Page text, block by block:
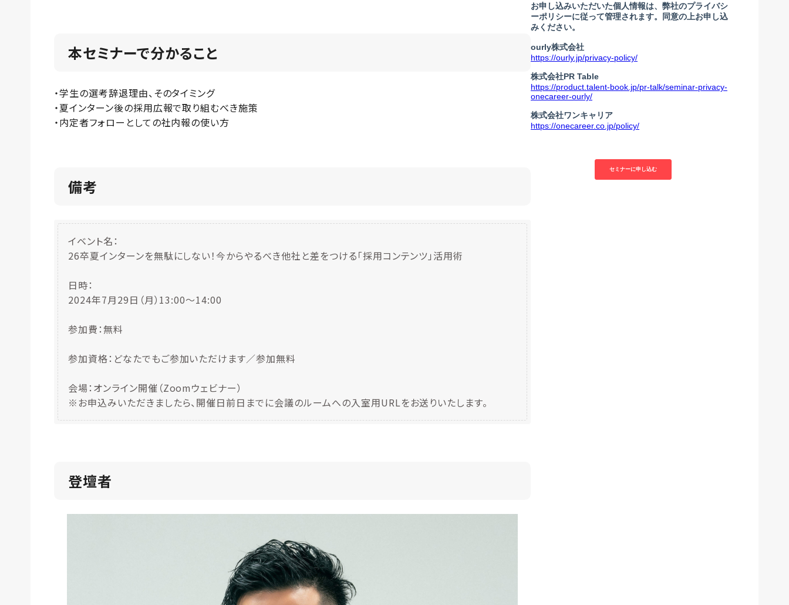
本セミナーで分かること
・学生の選考辞退理由、そのタイミング
・夏インターン後の採用広報で取り組むべき施策
・内定者フォローとしての社内報の使い方
備考
イベント名：
26卒夏インターンを無駄にしない！今からやるべき他社と差をつける「採用コンテンツ」活用術
日時：
2024年7月29日（月）13:00〜14:00
参加費：無料
参加資格：どなたでもご参加いただけます／参加無料
会場：オンライン開催（Zoomウェビナー）
※お申込みいただきましたら、開催日前日までに会議のルームへの入室用URLをお送りいたします。
登壇者